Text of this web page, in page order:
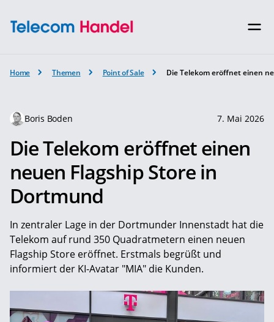
Home Themen Point of Sale Die Telekom eröffnet einen
Boris Boden 7. Mai 2026
Die Telekom eröffnet einen
neuen Flagship Store in
Dortmund
In zentraler Lage in der Dortmunder Innenstadt hat die
Telekom auf rund 350 Quadratmetern einen neuen
Flagship Store eröffnet. Erstmals begrüßt und
informiert der KI-Avatar "MIA" die Kunden.